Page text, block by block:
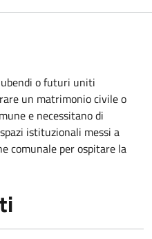
o futuri uniti
un matrimonio civile o
e necessitano di
istituzionali messi a
comunale per ospitare la